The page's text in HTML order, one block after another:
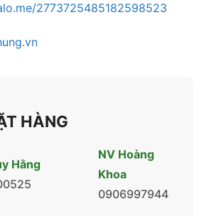
2773725485182598523
HÀNG
Hằng
NV Hoàng
Khoa
0906997944